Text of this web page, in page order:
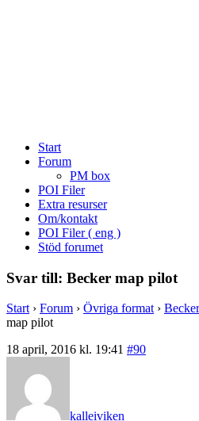
Start
Forum
PM box
POI Filer
Extra resurser
Om/kontakt
POI Filer ( eng )
Stöd forumet
Svar till: Becker map pilot
Start › Forum › Övriga format ›
map pilot
18 april, 2016 kl. 19:41 #90
kalleiviken